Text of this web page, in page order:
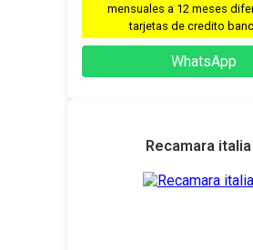
mensuales a 12 meses
tarjetas de credito
WhatsApp
Recamara italia